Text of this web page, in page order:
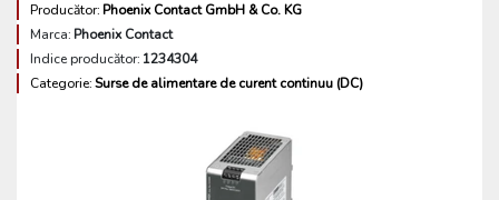
Producător:Phoenix Contact GmbH & Co. KG
Marca:Phoenix Contact
Indice producător: 1234304
Categorie:Surse de alimentare de curent continuu (DC)